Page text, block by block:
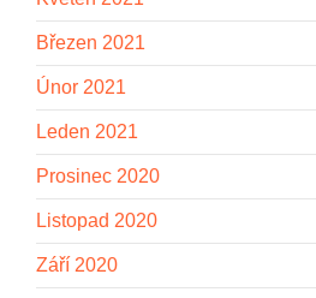
Březen 2021
Únor 2021
Leden 2021
Prosinec 2020
Listopad 2020
Září 2020